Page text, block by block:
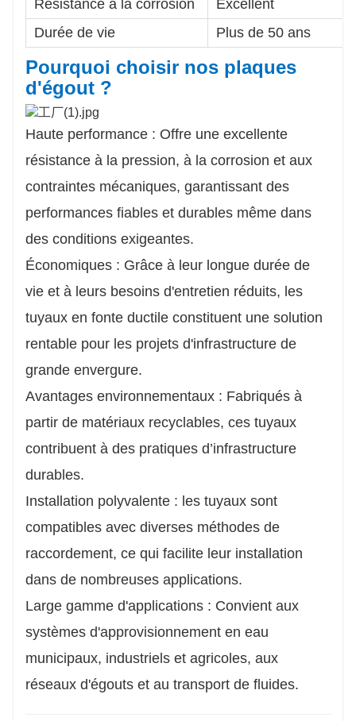
Résistance à la corrosion
Excellent
Durée de vie
Plus de 50 ans
Pourquoi choisir nos plaques
d'égout ?
Haute performance : Offre une excellente
résistance à la pression, à la corrosion et aux
contraintes mécaniques, garantissant des
performances fiables et durables même dans
des conditions exigeantes.
Économiques : Grâce à leur longue durée de
vie et à leurs besoins d'entretien réduits, les
tuyaux en fonte ductile constituent une solution
rentable pour les projets d'infrastructure de
grande envergure.
Avantages environnementaux : Fabriqués à
partir de matériaux recyclables, ces tuyaux
contribuent à des pratiques d’infrastructure
durables.
Installation polyvalente : les tuyaux sont
compatibles avec diverses méthodes de
raccordement, ce qui facilite leur installation
dans de nombreuses applications.
Large gamme d'applications : Convient aux
systèmes d'approvisionnement en eau
municipaux, industriels et agricoles, aux
réseaux d'égouts et au transport de fluides.